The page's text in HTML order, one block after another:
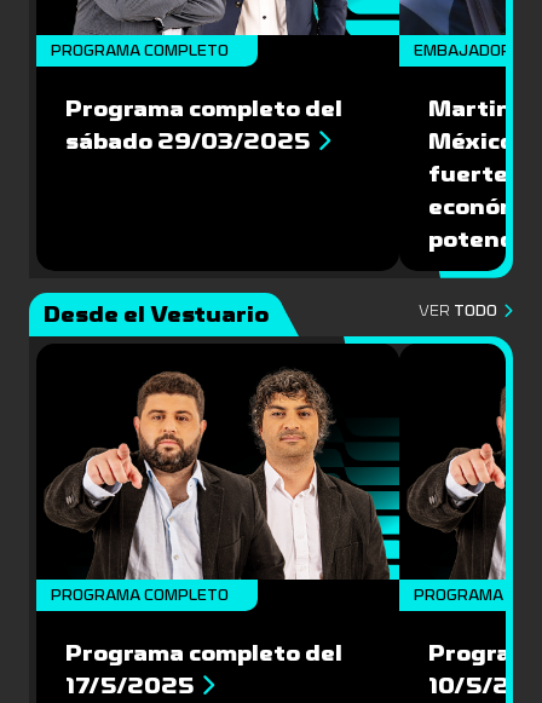
PROGRAMA COMPLETO
Programa completo del
sábado 29/03/2025
EMBAJADORES
Martin
México:
fuerte
Desde el Vestuario VER TODO
PROGRAMA COMPLETO
Programa completo del
17/5/2025
PROGRAMA
10/5/